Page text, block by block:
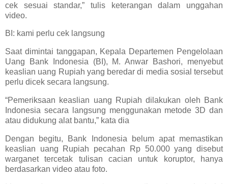
cek sesuai standar,” tulis keterangan dalam unggahan
video.
BI: kami perlu cek langsung
Saat dimintai tanggapan, Kepala Departemen Pengelolaan
Uang Bank Indonesia (BI), M. Anwar Bashori, menyebut
keaslian uang Rupiah yang beredar di media sosial tersebut
perlu dicek secara langsung.
“Pemeriksaan keaslian uang Rupiah dilakukan oleh Bank
Indonesia secara langsung menggunakan metode 3D dan
atau didukung alat bantu,” kata dia
Dengan begitu, Bank Indonesia belum apat memastikan
keaslian uang Rupiah pecahan Rp 50.000 yang disebut
warganet tercetak tulisan cacian untuk koruptor, hanya
berdasarkan video atau foto.